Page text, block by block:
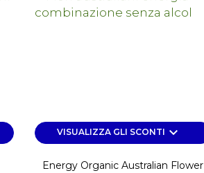
VISUALIZZA GLI SCONTI keyboard_arrow_down
Energy Organic Australian Flower